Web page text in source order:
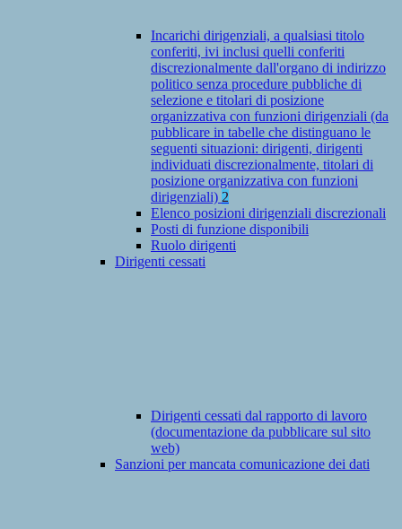
Incarichi dirigenziali, a qualsiasi titolo
conferiti, ivi inclusi quelli conferiti
discrezionalmente dall'organo di indirizzo
politico senza procedure pubbliche di
selezione e titolari di posizione
organizzativa con funzioni dirigenziali (da
pubblicare in tabelle che distinguano le
seguenti situazioni: dirigenti, dirigenti
individuati discrezionalmente, titolari di
posizione organizzativa con funzioni
dirigenziali) 2
Elenco posizioni dirigenziali discrezionali
Posti di funzione disponibili
Ruolo dirigenti
Dirigenti cessati
Dirigenti cessati dal rapporto di lavoro
(documentazione da pubblicare sul sito
web)
Sanzioni per mancata comunicazione dei dati